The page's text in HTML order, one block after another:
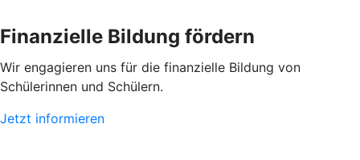
Finanzielle Bildung fördern
Wir engagieren uns für die finanzielle Bildung von
Schülerinnen und Schülern.
Jetzt informieren